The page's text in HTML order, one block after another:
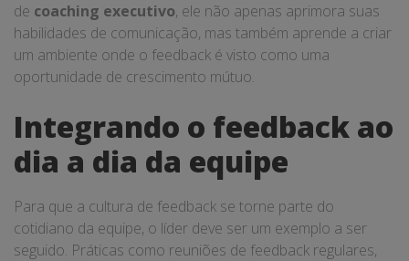
de coaching executivo, ele não apenas aprimora suas
habilidades de comunicação, mas também aprende a criar
um ambiente onde o feedback é visto como uma
oportunidade de crescimento mútuo.
Integrando o feedback ao
dia a dia da equipe
Para que a cultura de feedback se torne parte do
cotidiano da equipe, o líder deve ser um exemplo a ser
seguido. Práticas como reuniões de feedback regulares,